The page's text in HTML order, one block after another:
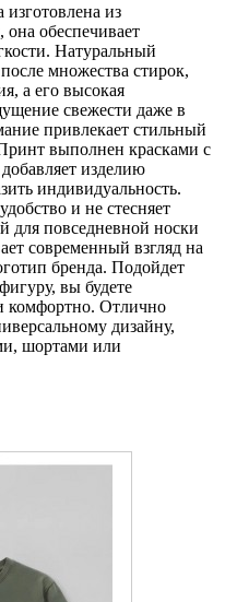
из
она обеспечивает
Натуральный
множества стирок,
а его высокая
свежести даже в
привлекает стильный
выполнен красками с
изделию
индивидуальность.
и не стесняет
для повседневной носки
современный взгляд на
бренда. Подойдет
вы будете
комфортно. Отлично
дизайну,
шортами или